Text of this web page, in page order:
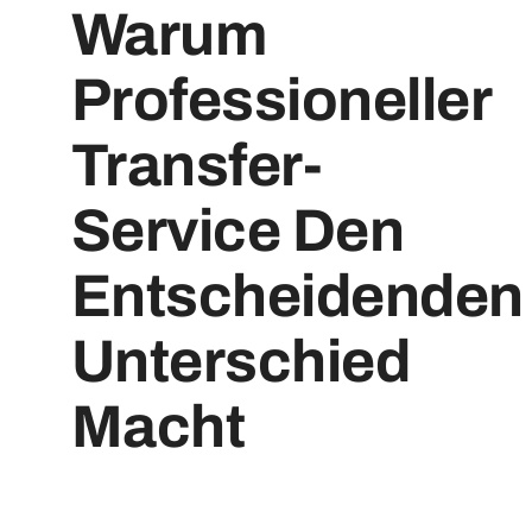
Warum
Professioneller
Transfer-
Service Den
Entscheidenden
Unterschied
Macht